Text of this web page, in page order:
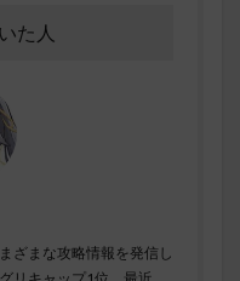
た人
ざまな攻略情報を発信し